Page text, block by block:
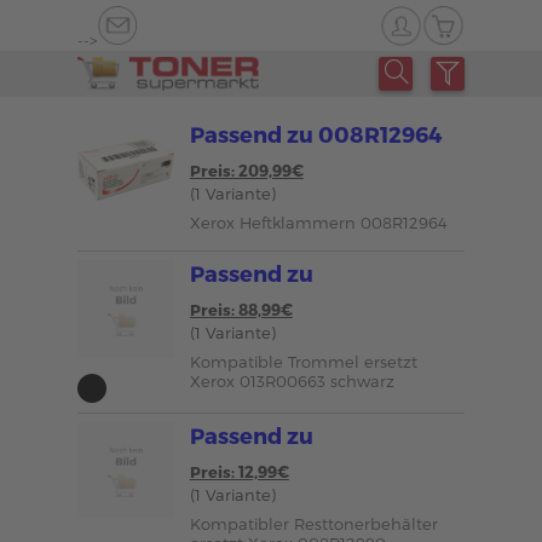
-->
Passend zu 008R12964
Preis: 209,99€
(1 Variante)
Xerox Heftklammern 008R12964
Passend zu
Preis: 88,99€
(1 Variante)
Kompatible Trommel ersetzt
Xerox 013R00663 schwarz
Passend zu
Preis: 12,99€
(1 Variante)
Kompatibler Resttonerbehälter